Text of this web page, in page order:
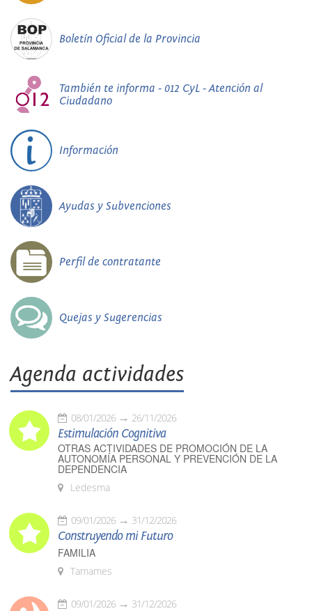
Boletín Oficial de la Provincia
También te informa - 012 CyL - Atención al
Ciudadano
Información
Ayudas y Subvenciones
Perfil de contratante
Quejas y Sugerencias
Agenda actividades
08/01/2026 26/11/2026
Estimulación Cognitiva
OTRAS ACTIVIDADES DE PROMOCIÓN DE LA
AUTONOMÍA PERSONAL Y PREVENCIÓN DE LA
DEPENDENCIA
Ledesma
09/01/2026 31/12/2026
Construyendo mi Futuro
FAMILIA
Tamames
09/01/2026 31/12/2026